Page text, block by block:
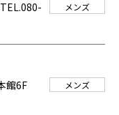
TEL.080-
メンズ
館6F
メンズ